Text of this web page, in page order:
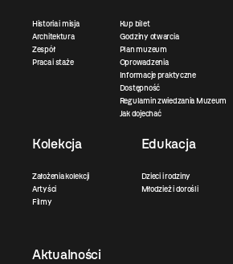
Historia i misja
Architektura
Zespół
Praca i staże
Kup bilet
Godziny otwarcia
Plan muzeum
Oprowadzenia
Informacje praktyczne
Dostępność
Regulamin zwiedzania Muzeum
Jak dojechać
Kolekcja
Założenia kolekcji
Artyści
Filmy
Edukacja
Dzieci i rodziny
Młodzież i dorośli
Aktualności